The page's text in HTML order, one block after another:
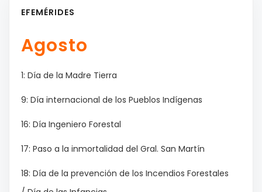
EFEMÉRIDES
Agosto
1: Día de la Madre Tierra
9: Día internacional de los Pueblos Indígenas
16: Día Ingeniero Forestal
17: Paso a la inmortalidad del Gral. San Martín
18: Día de la prevención de los Incendios Forestales